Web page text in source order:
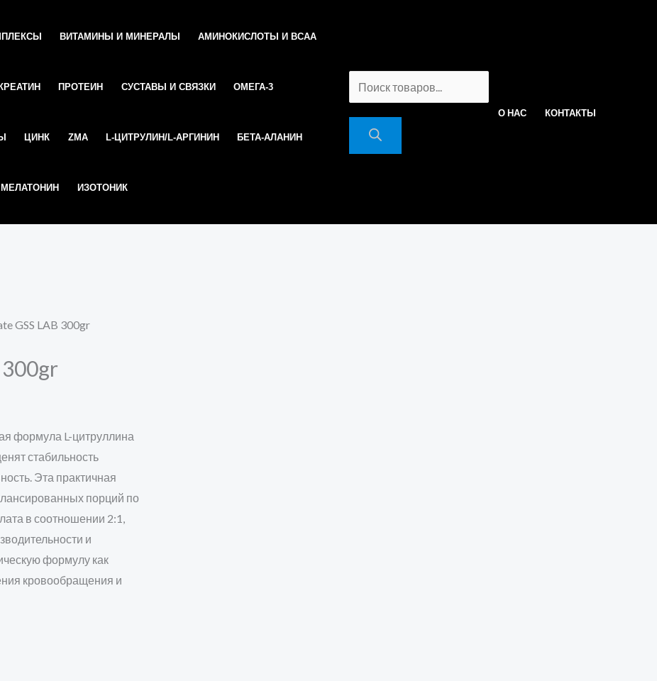
ВИТАМИНЫ И МИНЕРАЛЫ АМИНОКИСЛОТЫ И ВСАА
КРЕАТИН ПРОТЕИН СУСТАВЫ И СВЯЗКИ ОМЕГА-3
ЦИНК ZMA L-ЦИТРУЛИН/L-АРГИНИН БЕТА-АЛАНИН
МЕЛАТОНИН ИЗОТОНИК
ПОИСК
ТОВАРОВ
О НАС КОНТАКТЫ
GSS LAB 300gr
формула L-цитруллина
стабильность
Эта практичная
порций по
в соотношении 2:1,
и
формулу как
кровообращения и